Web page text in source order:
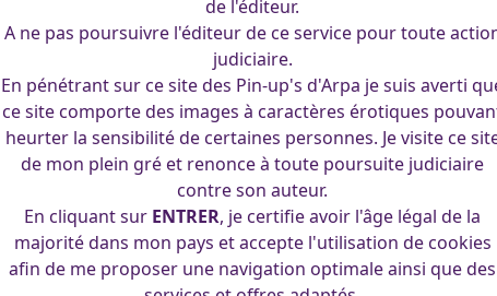
de l'éditeur.
A ne pas poursuivre l'éditeur de ce service pour toute
judiciaire.
En pénétrant sur ce site des Pin-up's d'Arpa je suis averti
ce site comporte des images à caractères érotiques
heurter la sensibilité de certaines personnes. Je visite ce
de mon plein gré et renonce à toute poursuite judiciaire
contre son auteur.
En cliquant sur ENTRER, je certifie avoir l'âge légal de la
majorité dans mon pays et accepte l'utilisation de cookies
afin de me proposer une navigation optimale ainsi que des